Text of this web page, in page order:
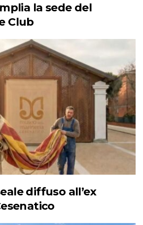
la sede del
Club
diffuso all’ex